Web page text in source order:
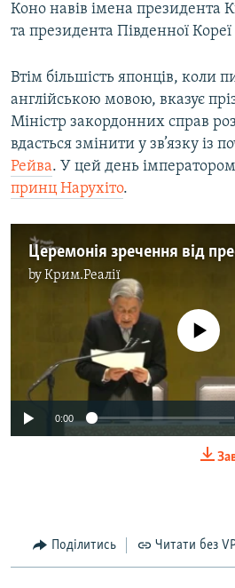
Коно навів імена президента
та президента Південної Кореї
Втім більшість японців, коли
англійською мовою, вказує
Міністр закордонних справ
вдасться змінити у зв’язку із
Рейва. У цей день імператором
принц Нарухіто.
byКрим.Реалії
No media source
0:00
Поділитись Читати без